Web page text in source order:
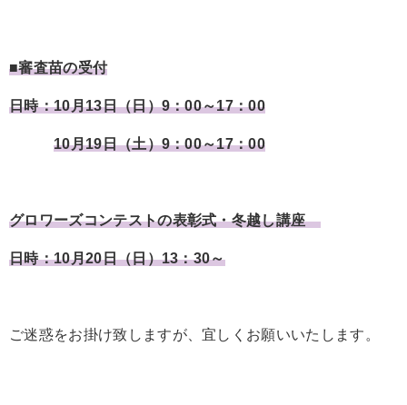
■審査苗の受付
日時：10月13日（日）9：00～17：00
10月19日（土）9：00～17：00
グロワーズコンテストの表彰式・冬越し講座
日時：10月20日（日）13：30～
ご迷惑をお掛け致しますが、宜しくお願いいたします。